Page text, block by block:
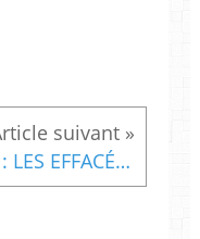
Le livre du jour : LES EFFACÉES